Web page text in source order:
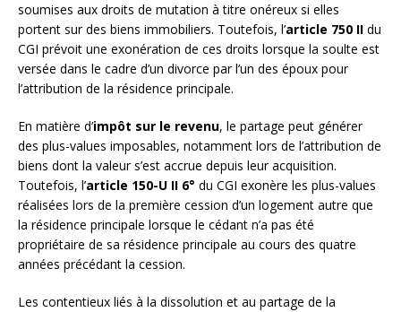
soumises aux droits de mutation à titre onéreux si elles
portent sur des biens immobiliers. Toutefois, l’article 750 II du
CGI prévoit une exonération de ces droits lorsque la soulte est
versée dans le cadre d’un divorce par l’un des époux pour
l’attribution de la résidence principale.
En matière d’impôt sur le revenu, le partage peut générer
des plus-values imposables, notamment lors de l’attribution de
biens dont la valeur s’est accrue depuis leur acquisition.
Toutefois, l’article 150-U II 6° du CGI exonère les plus-values
réalisées lors de la première cession d’un logement autre que
la résidence principale lorsque le cédant n’a pas été
propriétaire de sa résidence principale au cours des quatre
années précédant la cession.
Les contentieux liés à la dissolution et au partage de la